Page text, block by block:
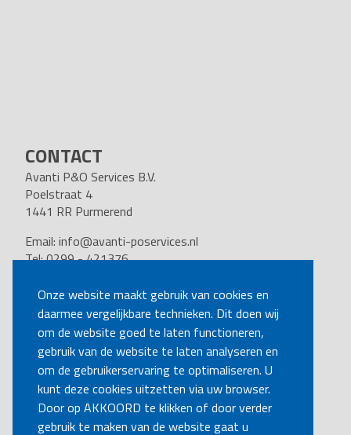
Onze website maakt gebruik van cookies en
daarmee vergelijkbare technieken. Dit doen wij
om de website goed te laten functioneren,
gebruik van de website te laten analyseren en
om de gebruikerservaring te optimaliseren. U
kunt deze cookies uitzetten via uw browser.
Door op AKKOORD te klikken of door verder
gebruik te maken van de website gaat u
CONTACT
Avanti P&O Services B.V.
Poelstraat 4
1441 RR Purmerend
Email: info@avanti-poservices.nl
Tel: 0299 - 421376
Kvk nummer: 37140121
VOLG ONS
BEL MIJ TERUG